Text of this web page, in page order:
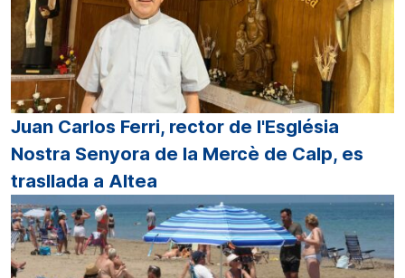
Juan Carlos Ferri, rector de l'Església
Nostra Senyora de la Mercè de Calp, es
trasllada a Altea